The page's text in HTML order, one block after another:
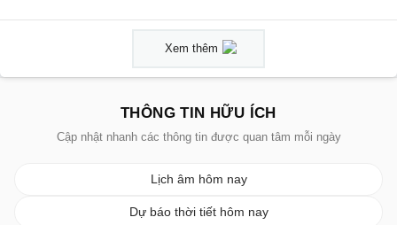
Xem thêm
THÔNG TIN HỮU ÍCH
Cập nhật nhanh các thông tin được quan tâm mỗi ngày
Lịch âm hôm nay
Dự báo thời tiết hôm nay